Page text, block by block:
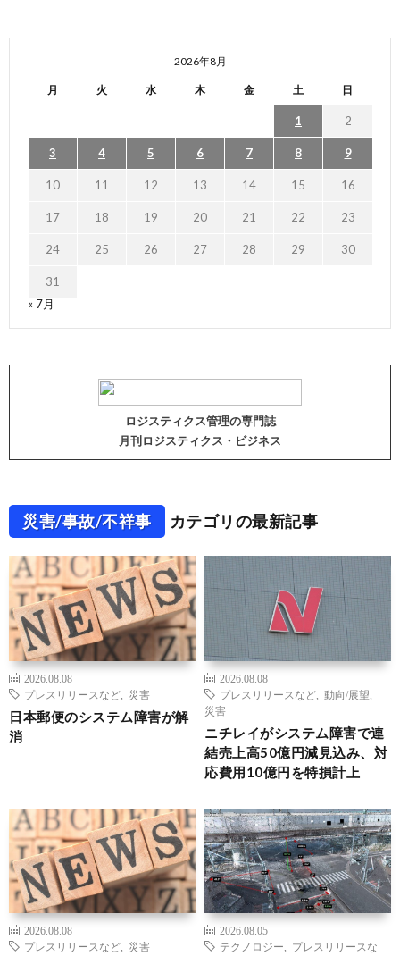
2026年8月
月 火 水 木 金 土 日
1 2
3 4 5 6 7 8 9
10 11 12 13 14 15 16
17 18 19 20 21 22 23
24 25 26 27 28 29 30
31
« 7月
ロジスティクス管理の専門誌
月刊ロジスティクス・ビジネス
災害/事故/不祥事 カテゴリの最新記事
2026.08.08
プレスリリースなど
災害
日本郵便のシステム障害が解
消
2026.08.08
プレスリリースなど
動向/展望
災害
ニチレイがシステム障害で連
結売上高50億円減見込み、対
応費用10億円を特損計上
2026.08.08
プレスリリースなど
災害
2026.08.05
テクノロジー
プレスリリースな